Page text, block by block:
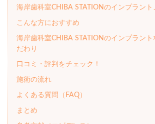
海岸歯科室CHIBA STATIONのインプラン
こんな方におすすめ
海岸歯科室CHIBA STATIONのインプラント
だわり
口コミ・評判をチェック！
施術の流れ
よくある質問（FAQ）
まとめ